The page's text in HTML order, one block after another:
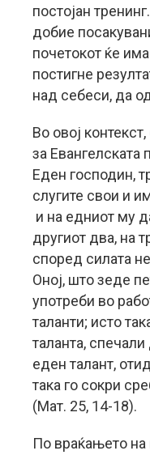
постојан
добие
почетокот ќе
постигне
над себеси, да
Во овој
за Евангелската
Еден господин,
слугите свои и
и на едниот му
другиот два, на
според силата
Оној, што зеде
употреби во
таланти; исто
таланта,
еден талант,
така го сокри
(Мат. 25, 14-18).
По враќањето на